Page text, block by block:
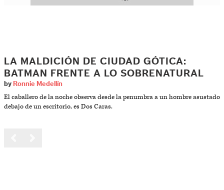
LA MALDICIÓN DE CIUDAD GÓTICA:
BATMAN FRENTE A LO SOBRENATURAL
by Ronnie Medellín
El caballero de la noche observa desde la penumbra a un hombre asustado
debajo de un escritorio, es Dos Caras.